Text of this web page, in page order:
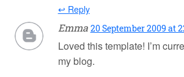
↩ Reply
Emma 20 September 2009 at
Loved this template! I’m
my blog.